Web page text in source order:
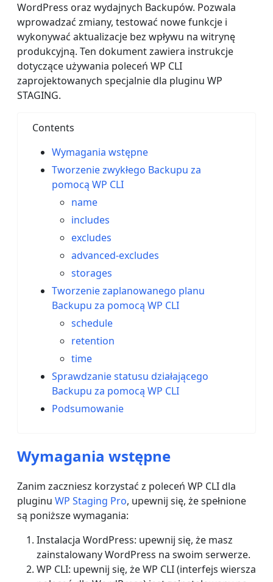
WordPress oraz wydajnych Backupów. Pozwala
wprowadzać zmiany, testować nowe funkcje i
wykonywać aktualizacje bez wpływu na witrynę
produkcyjną. Ten dokument zawiera instrukcje
dotyczące używania poleceń WP CLI
zaprojektowanych specjalnie dla pluginu WP
STAGING.
Contents
Wymagania wstępne
Tworzenie zwykłego Backupu za
pomocą WP CLI
name
includes
excludes
advanced-excludes
storages
Tworzenie zaplanowanego planu
Backupu za pomocą WP CLI
schedule
retention
time
Sprawdzanie statusu działającego
Backupu za pomocą WP CLI
Podsumowanie
Wymagania wstępne
Zanim zaczniesz korzystać z poleceń WP CLI dla
pluginu WP Staging Pro, upewnij się, że spełnione
są poniższe wymagania:
Instalacja WordPress: upewnij się, że masz
zainstalowany WordPress na swoim serwerze.
WP CLI: upewnij się, że WP CLI (interfejs wiersza